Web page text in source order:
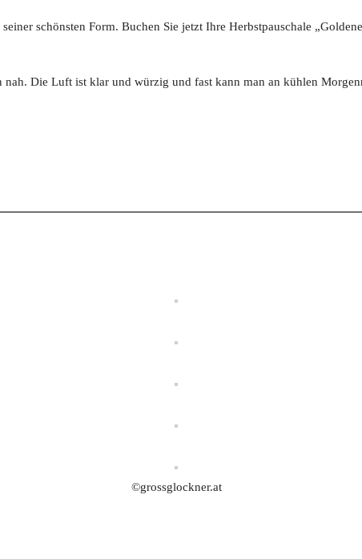
schönsten Form. Buchen Sie jetzt Ihre Herbstpauschale
Die Luft ist klar und würzig und fast kann man an kühlen
©grossglockner.at